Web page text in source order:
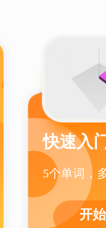
快速入
5个单词，
开